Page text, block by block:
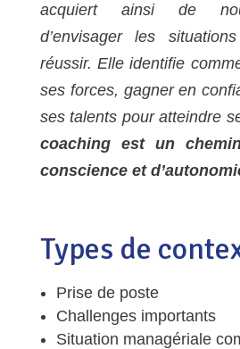
acquiert ainsi de
d’envisager les
réussir. Elle identifie
ses forces, gagner en
ses talents pour atteindre
coaching est un
conscience et
Types de
Prise de poste
Challenges importants
Situation managériale